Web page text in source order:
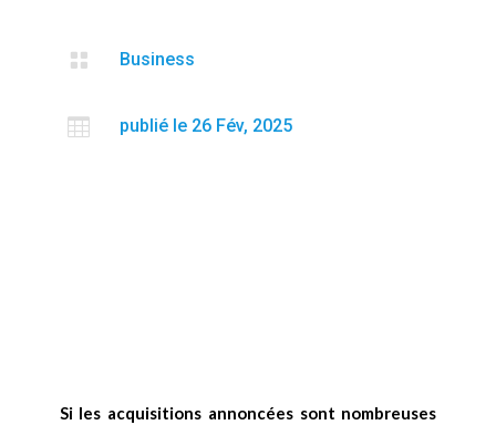
 Business
 publié le 26 Fév, 2025
Si les acquisitions annoncées sont nombreuses